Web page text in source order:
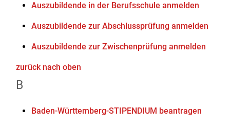
Auszubildende in der Berufsschule anmelden
Auszubildende zur Abschlussprüfung anmelden
Auszubildende zur Zwischenprüfung anmelden
zurück nach oben
B
Baden-Württemberg-STIPENDIUM beantragen